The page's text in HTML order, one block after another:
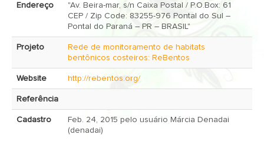
Endereço
"Av. Beira-mar, s/n Caixa Postal / P.O.Box: 61
CEP / Zip Code: 83255-976 Pontal do Sul –
Pontal do Paraná – PR – BRASIL"
Projeto
Rede de monitoramento de habitats
bentônicos costeiros: ReBentos
Website http://rebentos.org/
Referência
Cadastro
Feb. 24, 2015 pelo usuário Márcia Denadai
(denadai)